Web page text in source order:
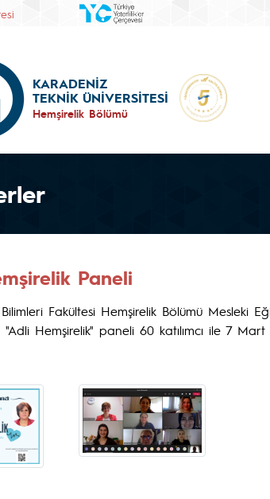
KARADENİZ
TEKNİK ÜNİVERSİTESİ
Hemşirelik Bölümü
Paneli
Bilimleri Fakültesi Hemşirelik Bölümü Mesleki
Hemşirelik" paneli 60 katılımcı ile 7